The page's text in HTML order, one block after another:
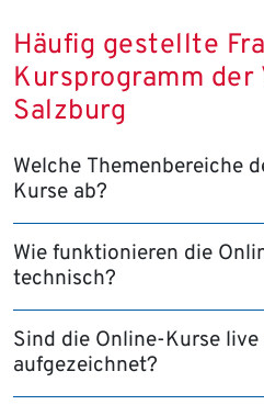
Häufig gestellte
Kursprogramm der
Salzburg
Welche Themenbereiche
Kurse ab?
Wie funktionieren die
technisch?
Sind die Online-Kurse live
aufgezeichnet?